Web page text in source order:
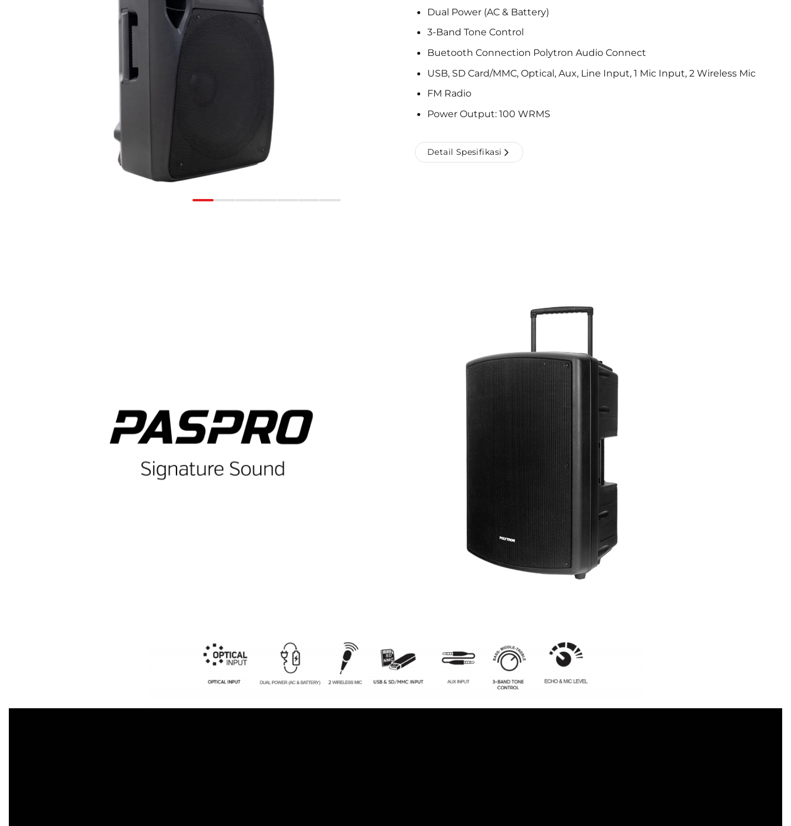
Dual Power (AC & Battery)
3-Band Tone Control
Buetooth Connection Polytron Audio Connect
USB, SD Card/MMC, Optical, Aux, Line Input, 1 Mic Input, 2 Wireless Mic
FM Radio
Power Output: 100 WRMS
Detail Spesifikasi